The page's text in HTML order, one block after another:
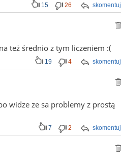
skomentuj
15 26
też średnio z tym liczeniem :(
skomentuj
19 4
widze ze sa problemy z prostą
skomentuj
7 2